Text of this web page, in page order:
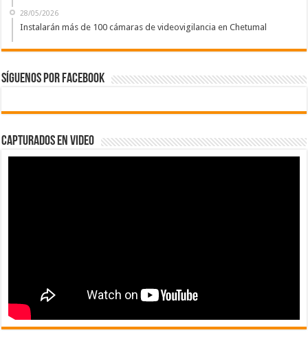
28/05/2026
Instalarán más de 100 cámaras de videovigilancia en Chetumal
Síguenos por Facebook
Capturados en Video